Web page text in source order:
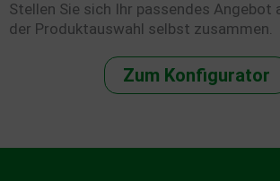
Stellen Sie sich Ihr passendes Angebot
der Produktauswahl selbst zusammen.
Zum Konfigurator